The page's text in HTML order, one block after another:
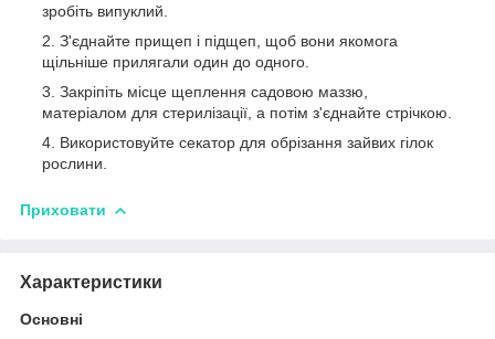
зробіть випуклий.
З'єднайте прищеп і підщеп, щоб вони якомога
щільніше прилягали один до одного.
Закріпіть місце щеплення садовою маззю,
матеріалом для стерилізації, а потім з'єднайте стрічкою.
Використовуйте секатор для обрізання зайвих гілок
рослини.
Приховати
Характеристики
Основні